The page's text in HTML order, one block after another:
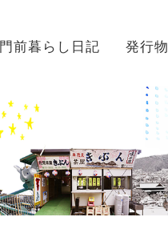
門前暮らし日記 発行物